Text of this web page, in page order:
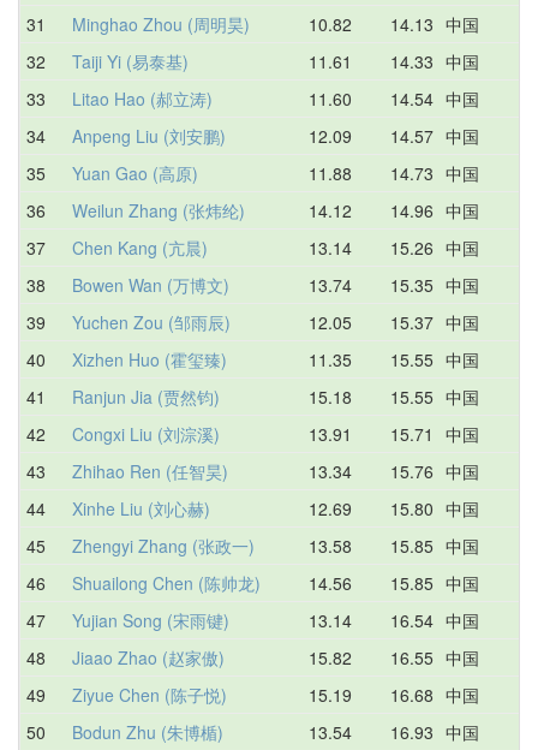
31 Minghao Zhou (周明昊) 10.82 14.13 中国
32 Taiji Yi (易泰基) 11.61 14.33 中国
33 Litao Hao (郝立涛) 11.60 14.54 中国
34 Anpeng Liu (刘安鹏) 12.09 14.57 中国
35 Yuan Gao (高原) 11.88 14.73 中国
36 Weilun Zhang (张炜纶) 14.12 14.96 中国
37 Chen Kang (亢晨) 13.14 15.26 中国
38 Bowen Wan (万博文) 13.74 15.35 中国
39 Yuchen Zou (邹雨辰) 12.05 15.37 中国
40 Xizhen Huo (霍玺臻) 11.35 15.55 中国
41 Ranjun Jia (贾然钧) 15.18 15.55 中国
42 Congxi Liu (刘淙溪) 13.91 15.71 中国
43 Zhihao Ren (任智昊) 13.34 15.76 中国
44 Xinhe Liu (刘心赫) 12.69 15.80 中国
45 Zhengyi Zhang (张政一) 13.58 15.85 中国
46 Shuailong Chen (陈帅龙) 14.56 15.85 中国
47 Yujian Song (宋雨键) 13.14 16.54 中国
48 Jiaao Zhao (赵家傲) 15.82 16.55 中国
49 Ziyue Chen (陈子悦) 15.19 16.68 中国
50 Bodun Zhu (朱博楯) 13.54 16.93 中国